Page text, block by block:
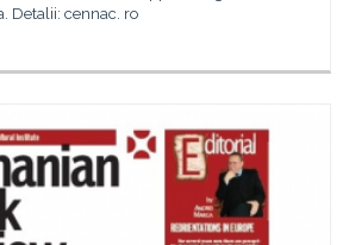
Detalii: cennac. ro